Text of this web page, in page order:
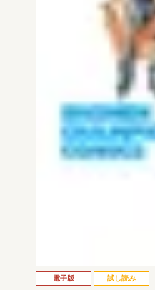
電子版 試し読み